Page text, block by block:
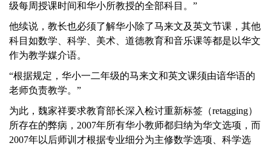
级每周授课时间和华小所教授的全部科目。”
他续说，教长也必须了解华小除了马来文及英文节课，其他
科目如数学、科学、美术、道德教育和音乐课等都是以华文
作为教学媒介语。
“根据规定，华小一二年级的马来文和英文课须由谙华语的
老师负责教学。”
为此，魏家祥要求教育部长深入检讨重新标签（retagging）
所存在的弊病，2007年所有华小教师都归纳为华文选项，而
2007年以后师训才根据专业细分为主修数学选项、科学选